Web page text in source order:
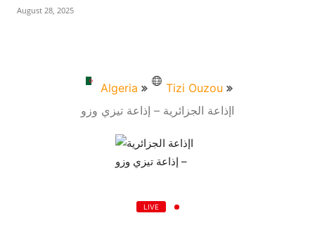
August 28, 2025
Algeria
Tizi Ouzou
اإذاعة الجزائرية – إذاعة تيزي وزو
LIVE